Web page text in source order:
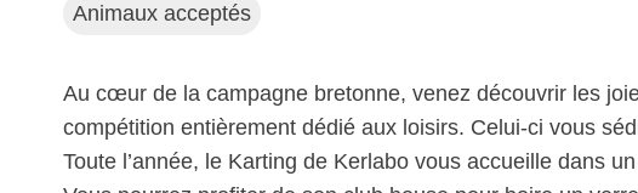
Animaux acceptés
Au cœur de la campagne bretonne, venez découvrir les
compétition entièrement dédié aux loisirs. Celui-ci vous
Toute l’année, le Karting de Kerlabo vous accueille dans